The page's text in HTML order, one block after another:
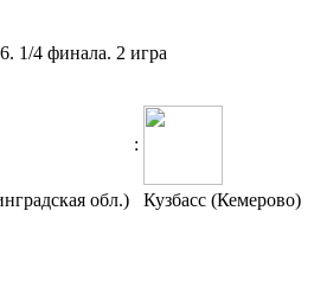
1/4 финала. 2 игра
:
обл.) Кузбасс (Кемерово)